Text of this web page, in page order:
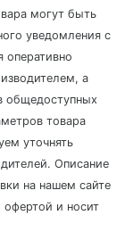
могут быть
уведомления с
а
общедоступных
товара
уточнять
Описание
на нашем сайте
и носит